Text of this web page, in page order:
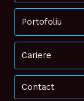
Portofoliu
Cariere
Contact